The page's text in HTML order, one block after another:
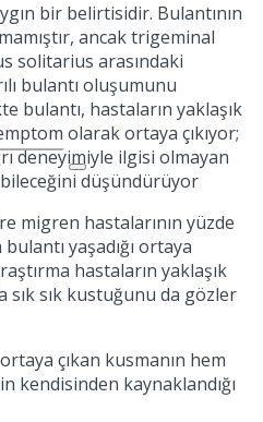
bir belirtisidir. Bulantının
ancak trigeminal
solitarius arasındaki
bulantı oluşumunu
bulantı, hastaların yaklaşık
olarak ortaya çıkıyor;
deneyimiyle ilgisi olmayan
düşündürüyor
migren hastalarının yüzde
yaşadığı ortaya
hastaların yaklaşık
sık sık kustuğunu da gözler
çıkan kusmanın hem
kendisinden kaynaklandığı